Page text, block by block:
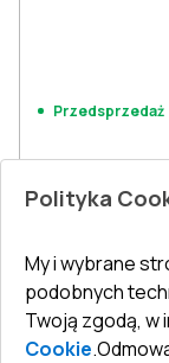
Przedsprzedaż
(Z74) RAL
System profili:
Głębokość ramy:
Uszczelka:
Oszklenie:
Polityka
My i wybrane
podobnych
Twoją zgodą, w
Cookie.